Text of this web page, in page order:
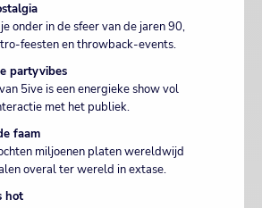
onder in de sfeer van de jaren 90,
feesten en throwback-events.
partyvibes
5ive is een energieke show vol
met het publiek.
faam
miljoenen platen wereldwijd
overal ter wereld in extase.
hot